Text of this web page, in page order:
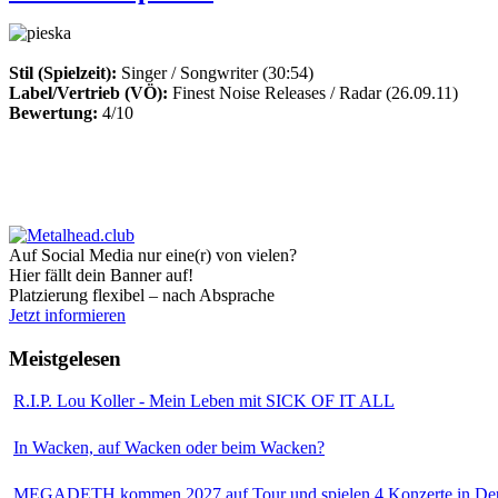
Stil (Spielzeit): Singer / Songwriter (30:54)
Label/Vertrieb (VÖ): Finest Noise Releases / Radar (26.09.11)
Bewertung: 4/10
Auf Social Media nur eine(r) von vielen?
Hier fällt dein Banner auf!
Platzierung flexibel – nach Absprache
Jetzt informieren
Meistgelesen
R.I.P. Lou Koller - Mein Leben mit SICK OF IT ALL
In Wacken, auf Wacken oder beim Wacken?